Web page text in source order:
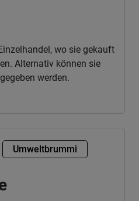
wo sie gekauft
Alternativ können sie
werden.
Umweltbrummi